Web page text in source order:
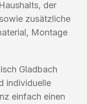
der
zusätzliche
Montage
Gladbach
individuelle
einfach einen